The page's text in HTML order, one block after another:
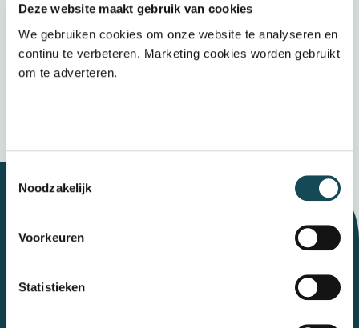
Deze website maakt gebruik van cookies
We gebruiken cookies om onze website te analyseren en
continu te verbeteren. Marketing cookies worden gebruikt
om te adverteren.
Noodzakelijk
Voorkeuren
Statistieken
Door op “verzenden” te klikken accepteert u
hetprivacybeleid
Let's talk